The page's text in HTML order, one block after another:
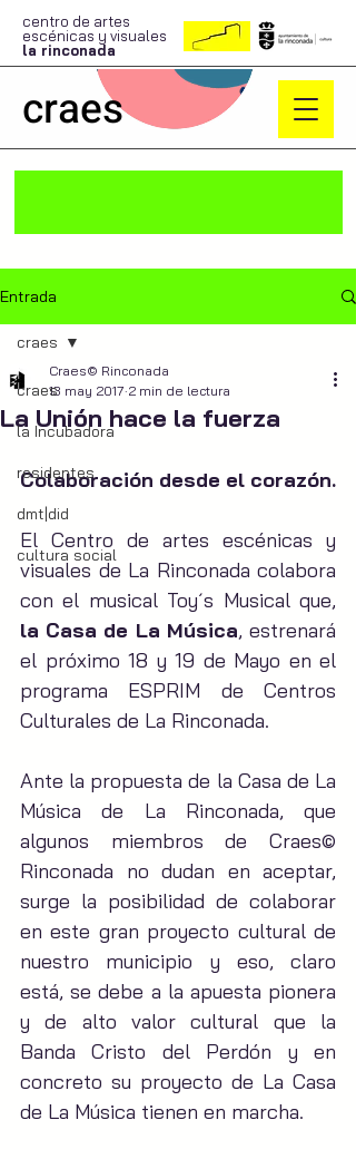
centro de artes
escénicas y visuales
la rinconada
craes
Entrada
craes
la Incubadora
residentes
dmt|did
cultura social
craes
La Unión hace la fuerza
Craes© Rinconada
13 may 2017 2 min de lectura
Colaboración desde el corazón.
El Centro de artes escénicas y
visuales de La Rinconada colabora
la Casa de La Música, estrenará
el próximo 18 y 19 de Mayo en el
programa ESPRIM de Centros
Culturales de La Rinconada.
Ante la propuesta de la Casa de La
Música de La Rinconada, que
algunos miembros de Craes©
Rinconada no dudan en aceptar,
surge la posibilidad de colaborar
en este gran proyecto cultural de
nuestro municipio y eso, claro
está, se debe a la apuesta pionera
y de alto valor cultural que la
Banda Cristo del Perdón y en
concreto su proyecto de La Casa
de La Música tienen en marcha.